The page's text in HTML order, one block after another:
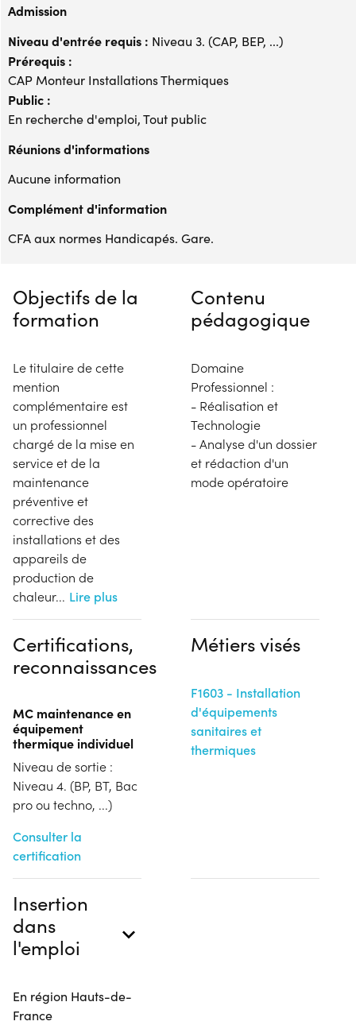
Admission
Niveau d'entrée requis : Niveau 3. (CAP, BEP, ...)
Prérequis :
CAP Monteur Installations Thermiques
Public :
En recherche d'emploi, Tout public
Réunions d'informations
Aucune information
Complément d'information
CFA aux normes Handicapés. Gare.
Objectifs de la
formation
Le titulaire de cette
mention
complémentaire est
un professionnel
chargé de la mise en
service et de la
maintenance
préventive et
corrective des
installations et des
appareils de
production de
chaleur... Lire plus
Contenu
pédagogique
Domaine
Professionnel :
- Réalisation et
Technologie
- Analyse d'un dossier
et rédaction d'un
mode opératoire
Certifications,
reconnaissances
MC maintenance en
équipement
thermique individuel
Niveau de sortie :
Niveau 4. (BP, BT, Bac
pro ou techno, ...)
Consulter la
certification
Métiers visés
F1603 - Installation
d'équipements
sanitaires et
thermiques
Insertion
dans
l'emploi
En région Hauts-de-
France